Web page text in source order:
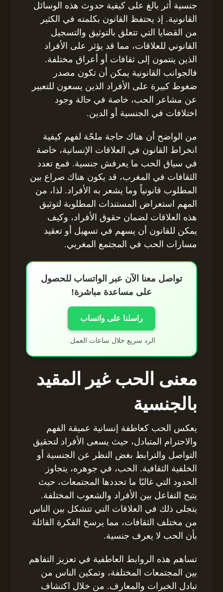
جنسية أثر بالغ على كيفية حدوث هذه الوسائل
القانونية. إذ يحتفظ القانون بكلمته في الكثير
من القضايا التي تتعلق بالتوثيق والتسجيل
القانوني للعلاقات، مما قد يؤثر على الأفراد
الذين ينتمون إلى ثقافات أو أعراق مختلفة.
فالجوانب القانونية يمكن أن تكون مصدر
ضغوط كبيرة على الأفراد الذين يسعون للتعبير
عن مشاعر الحب، خاصة في حالة وجود
اختلافات في الجنسية أو الدين.
من الواضح أن هناك حاجة ملحّة لفهم كيفية
انخراط القانون في العلاقات الإنسانية، خاصة
في سياق الحب ما يعرفش جنسية. فمع تعدد
الثقافات في المغرب، قد يكون هناك صراع بين
المطلوب قانونياً وما يشعر به الأفراد. لذا، من
المهم استعراض المستندات المطلوبة لتوثيق
هذه العلاقات لضمان حقوق الأفراد، وكيف
يمكن للقانون أن يسهم في تسهيل أو تعقيد
مسارات الحب في المجتمع المغربي.
تواصل معنا الآن عبر الواتساب للحصول
على مساعدة مباشرة!
راسلنا على واتساب
الرد سريع خلال ساعات العمل.
معنى الحب غير المقيد
بالجنسية
يعكس الحب كعاطفة إنسانية عميقة الفهم
والاحترام المتبادل، حيث يسعى الأفراد لتحقيق
التواصل والترابط بغض النظر عن الجنسية أو
الخلفية الثقافية. الحب، في جوهره، يتجاوز
الحدود التي غالبًا ما تحددها المجتمعات، حيث
يتيح التفاعل بين الأفراد والشعوب المختلفة.
يتجلى ذلك في العلاقات التي تتشكل بين الناس
من مختلف الثقافات، مما يرسخ الفكرة القائلة
بأن الحب لا يعرف جنسية.
تساهم هذه الروابط العاطفية في تعزيز التفاهم
بين المجتمعات المختلفة، وتمكين الناس من
تبادل الخبرات والمعارف. من خلال اكتشاف